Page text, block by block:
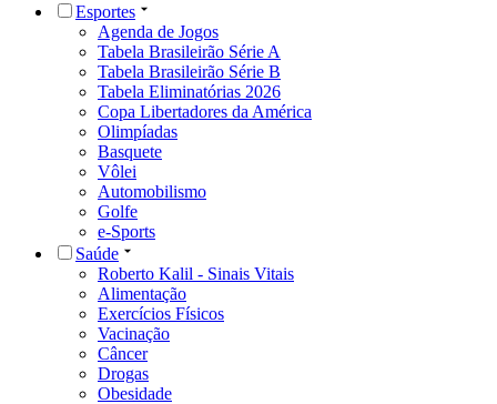
Esportes
Agenda de Jogos
Tabela Brasileirão Série A
Tabela Brasileirão Série B
Tabela Eliminatórias 2026
Copa Libertadores da América
Olimpíadas
Basquete
Vôlei
Automobilismo
Golfe
e-Sports
Saúde
Roberto Kalil - Sinais Vitais
Alimentação
Exercícios Físicos
Vacinação
Câncer
Drogas
Obesidade